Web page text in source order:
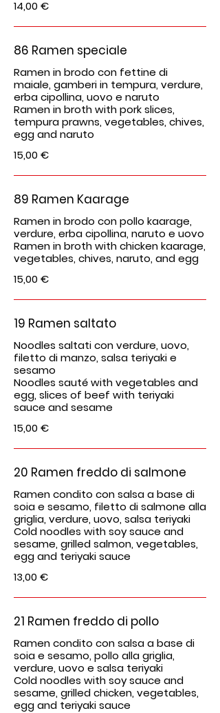
14,00 €
86 Ramen speciale
Ramen in brodo con fettine di
maiale, gamberi in tempura, verdure,
erba cipollina, uovo e naruto
Ramen in broth with pork slices,
tempura prawns, vegetables, chives,
egg and naruto
15,00 €
89 Ramen Kaarage
Ramen in brodo con pollo kaarage,
verdure, erba cipollina, naruto e uovo
Ramen in broth with chicken kaarage,
vegetables, chives, naruto, and egg
15,00 €
19 Ramen saltato
Noodles saltati con verdure, uovo,
filetto di manzo, salsa teriyaki e
sesamo
Noodles sauté with vegetables and
egg, slices of beef with teriyaki
sauce and sesame
15,00 €
20 Ramen freddo di salmone
Ramen condito con salsa a base di
soia e sesamo, filetto di salmone alla
griglia, verdure, uovo, salsa teriyaki
Cold noodles with soy sauce and
sesame, grilled salmon, vegetables,
egg and teriyaki sauce
13,00 €
21 Ramen freddo di pollo
Ramen condito con salsa a base di
soia e sesamo, pollo alla griglia,
verdure, uovo e salsa teriyaki
Cold noodles with soy sauce and
sesame, grilled chicken, vegetables,
egg and teriyaki sauce